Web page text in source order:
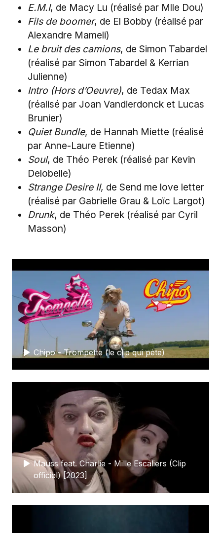
E.M.I, de Macy Lu (réalisé par Mlle Dou)
Fils de boomer, de El Bobby (réalisé par
Alexandre Mameli)
Le bruit des camions, de Simon Tabardel
(réalisé par Simon Tabardel & Kerrian
Julienne)
Intro (Hors d’Oeuvre), de Tedax Max
(réalisé par Joan Vandierdonck et Lucas
Brunier)
Quiet Bundle, de Hannah Miette (réalisé
par Anne-Laure Etienne)
Soul, de Théo Perek (réalisé par Kevin
Delobelle)
Strange Desire II, de Send me love letter
(réalisé par Gabrielle Grau & Loïc Largot)
Drunk, de Théo Perek (réalisé par Cyril
Masson)
Chipo - Trompette (le clip qui pète)
Mauss feat. Charlie - Mille Escaliers (Clip
officiel) [2023]